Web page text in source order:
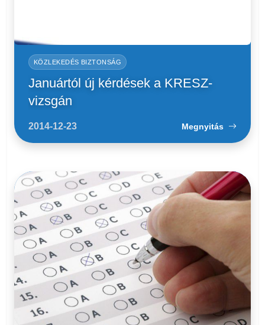
KÖZLEKEDÉS BIZTONSÁG
Januártól új kérdések a KRESZ-
vizsgán
2014-12-23 Megnyitás